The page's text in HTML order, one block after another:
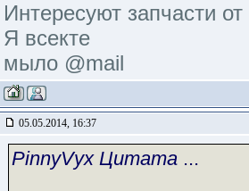
Интересуют запчасти от
Я всекте
мыло @mail
05.05.2014, 16:37
PinnyVyx Цитата ...